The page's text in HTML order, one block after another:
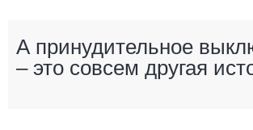
А принудительное
– это совсем другая